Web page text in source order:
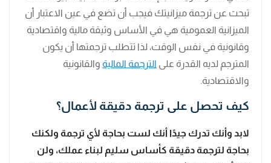
تبحث عن ترجمة ميزانيتك فيجب أن تضع في عين الاعتبار أن
الميزانية العمومية هي في الأساس وثيقة مالية واقتصادية
وقانونية في نفس الوقت، لذا تتطلب ترجمتها أن يكون
المترجم لديه القدرة على الترجمة المالية والقانونية
والاقتصادية.
كيف تحصل على ترجمة دقيقة لأعمال؟
لابد وأنك تدرك جيدًا أنك لست بحاجة لأي ترجمة ولكنك
بحاجة لترجمة دقيقة كأساس سليم لبناء عملك، ولن